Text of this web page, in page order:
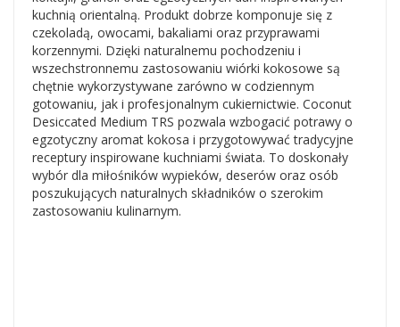
kuchnią orientalną. Produkt dobrze komponuje się z
czekoladą, owocami, bakaliami oraz przyprawami
korzennymi. Dzięki naturalnemu pochodzeniu i
wszechstronnemu zastosowaniu wiórki kokosowe są
chętnie wykorzystywane zarówno w codziennym
gotowaniu, jak i profesjonalnym cukiernictwie. Coconut
Desiccated Medium TRS pozwala wzbogacić potrawy o
egzotyczny aromat kokosa i przygotowywać tradycyjne
receptury inspirowane kuchniami świata. To doskonały
wybór dla miłośników wypieków, deserów oraz osób
poszukujących naturalnych składników o szerokim
zastosowaniu kulinarnym.